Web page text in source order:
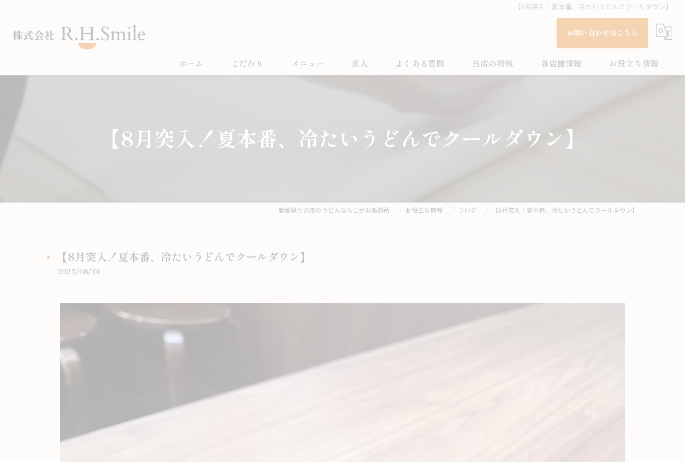
【8月突入！夏本番、冷たいうどんでクールダウン】
お問い合わせはこちら
ホーム こだわり メニュー 求人 よくある質問 当店の特徴
テイクアウト
各店舗情報
こがね製麺所 多度津店
お役立ち情報
【8月突入！夏本番、冷たいうどんでクールダウン】
愛媛県今治市のうどんならこがね製麺所 お役立ち情報 ブログ 【8月突入！夏本番、冷たいうどんでクールダウン】
【8月突入！夏本番、冷たいうどんでクールダウン】
2025/08/01